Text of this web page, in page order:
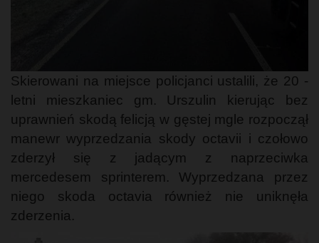
Skierowani na miejsce policjanci ustalili, że 20 -
letni mieszkaniec gm. Urszulin kierując bez
uprawnień skodą felicją w gęstej mgle rozpoczął
manewr wyprzedzania skody octavii i czołowo
zderzył się z jadącym z naprzeciwka
mercedesem sprinterem. Wyprzedzana przez
niego skoda octavia również nie uniknęła
zderzenia.